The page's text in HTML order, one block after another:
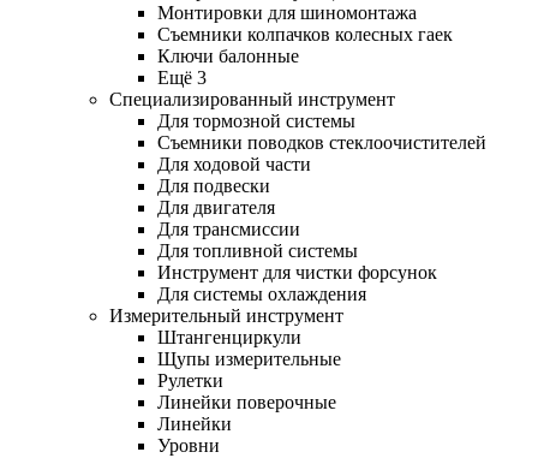
Монтировки для шиномонтажа
Съемники колпачков колесных гаек
Ключи балонные
Ещё 3
Специализированный инструмент
Для тормозной системы
Съемники поводков стеклоочистителей
Для ходовой части
Для подвески
Для двигателя
Для трансмиссии
Для топливной системы
Инструмент для чистки форсунок
Для системы охлаждения
Измерительный инструмент
Штангенциркули
Щупы измерительные
Рулетки
Линейки поверочные
Линейки
Уровни